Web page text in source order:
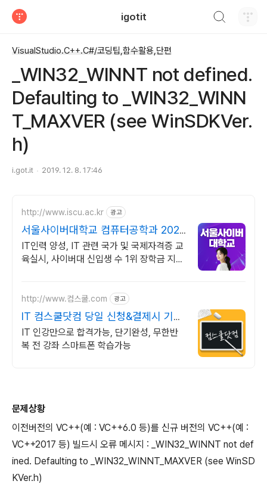
igotit
VisualStudio.C++.C#/코딩팁,함수활용,단편
_WIN32_WINNT not defined.
Defaulting to _WIN32_WINN
T_MAXVER (see WinSDKVer.
h)
i.got.it 2019. 12. 8. 17:46
http://www.iscu.ac.kr 광고
서울사이버대학교 컴퓨터공학과 2026
가을학기 신편입생
IT인력 양성, IT 관련 국가 및 국제자격증 교
육실시, 사이버대 신입생 수 1위 장학금 지급
http://www.컴스쿨.com 광고
IT 컴스쿨닷컴 당일 신청&결제시 기프
티콘!
IT 인강만으로 합격가능, 단기완성, 무한반
복 전 강좌 스마트폰 학습가능
문제상황
이전버전의 VC++(예 : VC++6.0 등)를 신규 버전의 VC++(예 :
VC++2017 등) 빌드시 오류 메시지 : _WIN32_WINNT not def
ined. Defaulting to _WIN32_WINNT_MAXVER (see WinSD
KVer.h)